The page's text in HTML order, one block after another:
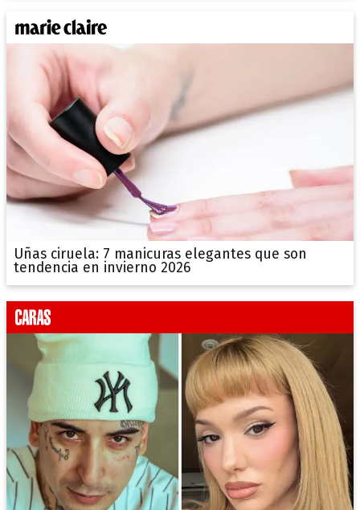
Uñas ciruela: 7 manicuras elegantes que son
tendencia en invierno 2026